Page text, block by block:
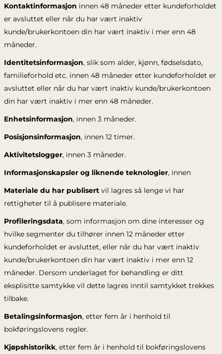
Kontaktinformasjon innen 48 måneder etter kundeforholdet
er avsluttet eller når du har vært inaktiv
kunde/brukerkontoen din har vært inaktiv i mer enn 48
måneder.
Identitetsinformasjon, slik som alder, kjønn, fødselsdato,
familieforhold etc. innen 48 måneder etter kundeforholdet er
avsluttet eller når du har vært inaktiv kunde/brukerkontoen
din har vært inaktiv i mer enn 48 måneder.
Enhetsinformasjon, innen 3 måneder.
Posisjonsinformasjon, innen 12 timer.
Aktivitetslogger, innen 3 måneder.
Informasjonskapsler og liknende teknologier, innen
Materiale du har publisertvil lagres så lenge vi har
rettigheter til å publisere materiale.
Profileringsdata, som informasjon om dine interesser og
hvilke segmenter du tilhører innen 12 måneder etter
kundeforholdet er avsluttet, eller når du har vært inaktiv
kunde/brukerkontoen din har vært inaktiv i mer enn 12
måneder. Dersom underlaget for behandling er ditt
eksplisitte samtykke vil dette lagres inntil samtykket trekkes
tilbake.
Betalingsinformasjon, etter fem år i henhold til
bokføringslovens regler.
Kjøpshistorikk, etter fem år i henhold til bokføringslovens